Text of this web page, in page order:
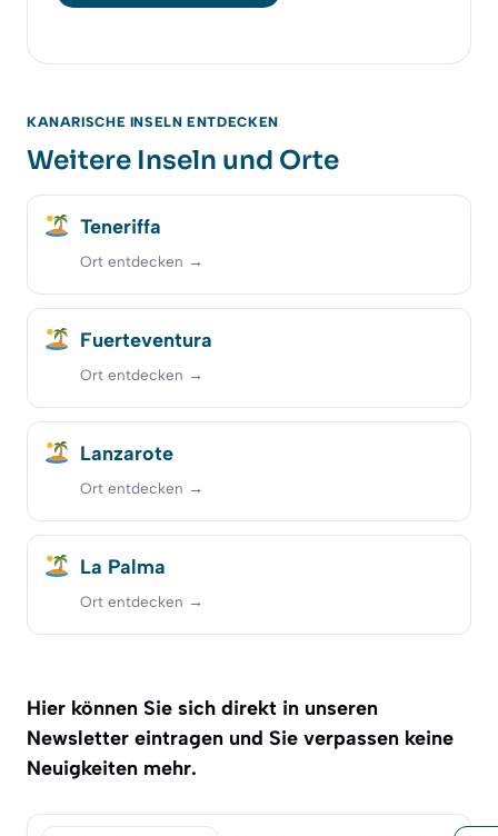
KANARISCHE INSELN ENTDECKEN
Weitere Inseln und Orte
Teneriffa
Ort entdecken →
Fuerteventura
Ort entdecken →
Lanzarote
Ort entdecken →
La Palma
Ort entdecken →
Hier können Sie sich direkt in unseren
Newsletter eintragen und Sie verpassen keine
Neuigkeiten mehr.